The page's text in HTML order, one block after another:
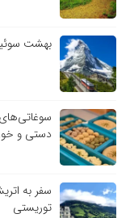
بهشت سوئیس: کشف ۱۰
دستی و
سفر به
توریستی